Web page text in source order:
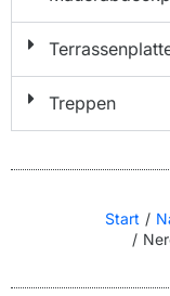
Treppen
Sie befinden sich
Start